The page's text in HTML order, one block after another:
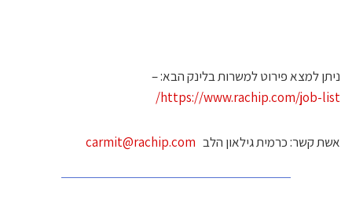
למצא פירוט למשרות בלינק הבא: –
https://www.rachip.com/job-
קשר: כרמית גילאון הלבcarmit@rachip.com